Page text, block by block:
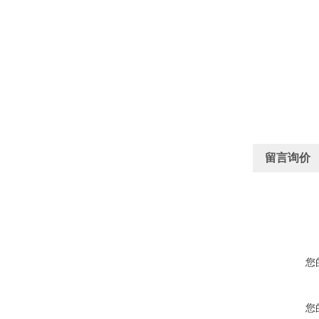
留言询价
您
您